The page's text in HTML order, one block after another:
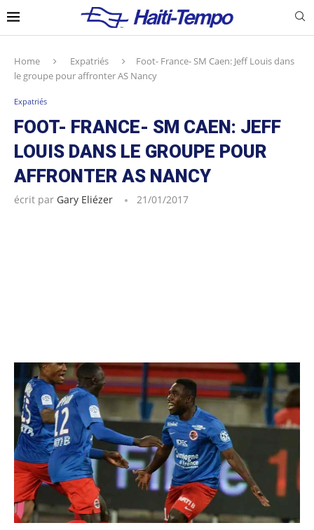
Home Expatriés
Foot- France- SM Caen: Jeff Louis dans
le groupe pour affronter AS Nancy
Expatriés
FOOT- FRANCE- SM CAEN: JEFF
LOUIS DANS LE GROUPE POUR
AFFRONTER AS NANCY
écrit par Gary Eliézer 21/01/2017